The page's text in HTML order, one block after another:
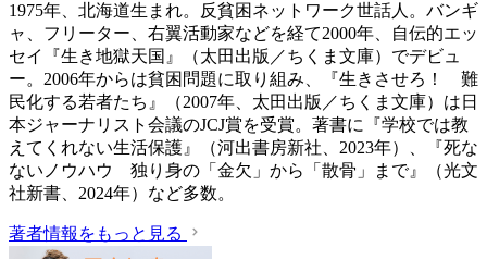
1975年、北海道生まれ。反貧困ネットワーク世話人。バンギ
ャ、フリーター、右翼活動家などを経て2000年、自伝的エッ
セイ『生き地獄天国』（太田出版／ちくま文庫）でデビュ
ー。2006年からは貧困問題に取り組み、『生きさせろ！ 難
民化する若者たち』（2007年、太田出版／ちくま文庫）は日
本ジャーナリスト会議のJCJ賞を受賞。著書に『学校では教
えてくれない生活保護』（‎河出書房新社、2023年）、『死な
ないノウハウ 独り身の「金欠」から「散骨」まで』（光文
社新書、2024年）など多数。
著者情報をもっと見る